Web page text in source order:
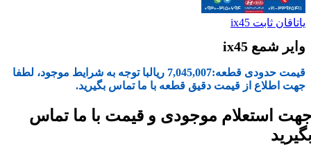
یاتاقان ثابت ix45
وایر شمع ix45
قیمت حدودی قطعه:7,045,007 ریالبا توجه به شرایط موجود، لطفا
جهت اطلاع از قیمت دقیق قطعه با ما تماس بگیرید.
استعلام موجودی و قیمت با ما تماس